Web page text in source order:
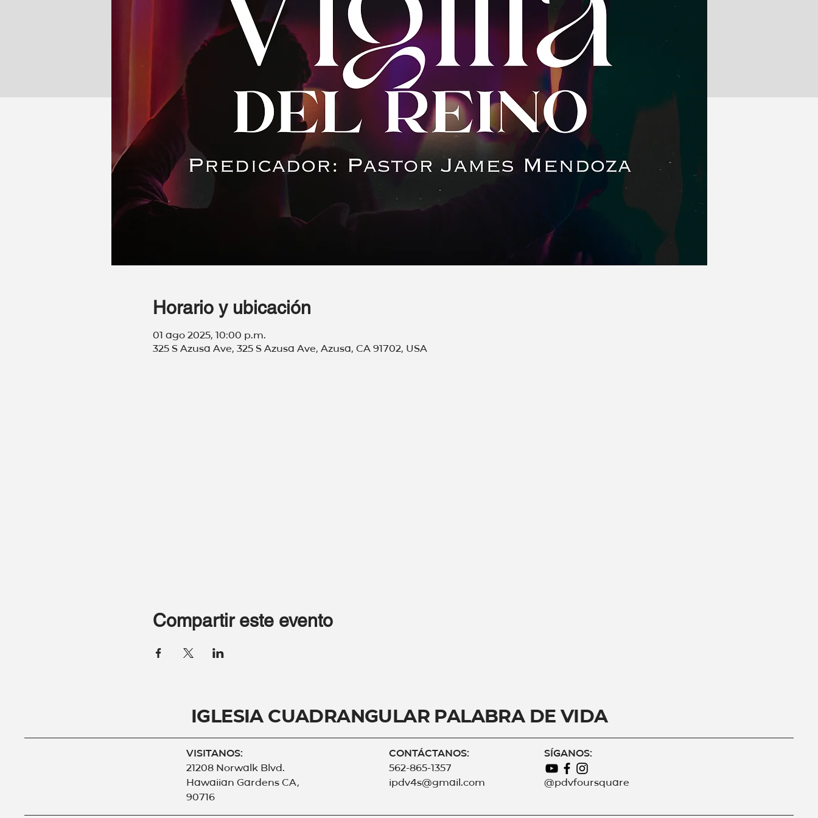
Horario y ubicación
01 ago 2025, 10:00 p.m.
325 S Azusa Ave, 325 S Azusa Ave, Azusa, CA 91702, USA
Compartir este evento
Iglesia Cuadrangular Palabra de Vida
VISITANOS:
21208 Norwalk Blvd.
Hawaiian Gardens CA,
90716
CONTÁCTANOS:
562-865-1357
ipdv4s@gmail.com
SÍGANOS:
@pdvfoursquare